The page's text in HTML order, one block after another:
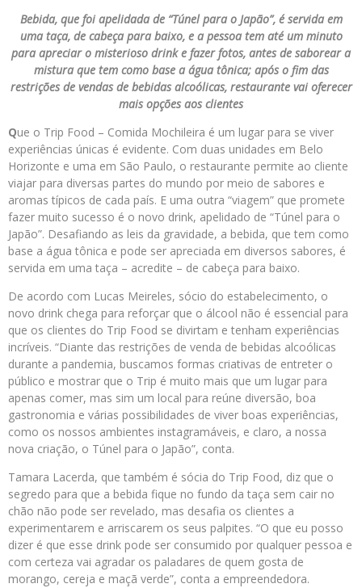
Bebida, que foi apelidada de “Túnel para o Japão”, é servida em
uma taça, de cabeça para baixo, e a pessoa tem até um minuto
para apreciar o misterioso drink e fazer fotos, antes de saborear a
mistura que tem como base a água tônica; após o fim das
restrições de vendas de bebidas alcoólicas, restaurante vai oferecer
mais opções aos clientes
Que o Trip Food – Comida Mochileira é um lugar para se viver
experiências únicas é evidente. Com duas unidades em Belo
Horizonte e uma em São Paulo, o restaurante permite ao cliente
viajar para diversas partes do mundo por meio de sabores e
aromas típicos de cada país. E uma outra “viagem” que promete
fazer muito sucesso é o novo drink, apelidado de “Túnel para o
Japão”. Desafiando as leis da gravidade, a bebida, que tem como
base a água tônica e pode ser apreciada em diversos sabores, é
servida em uma taça – acredite – de cabeça para baixo.
De acordo com Lucas Meireles, sócio do estabelecimento, o
novo drink chega para reforçar que o álcool não é essencial para
que os clientes do Trip Food se divirtam e tenham experiências
incríveis. “Diante das restrições de venda de bebidas alcoólicas
durante a pandemia, buscamos formas criativas de entreter o
público e mostrar que o Trip é muito mais que um lugar para
apenas comer, mas sim um local para reúne diversão, boa
gastronomia e várias possibilidades de viver boas experiências,
como os nossos ambientes instagramáveis, e claro, a nossa
nova criação, o Túnel para o Japão”, conta.
Tamara Lacerda, que também é sócia do Trip Food, diz que o
segredo para que a bebida fique no fundo da taça sem cair no
chão não pode ser revelado, mas desafia os clientes a
experimentarem e arriscarem os seus palpites. “O que eu posso
dizer é que esse drink pode ser consumido por qualquer pessoa e
com certeza vai agradar os paladares de quem gosta de
morango, cereja e maçã verde”, conta a empreendedora.